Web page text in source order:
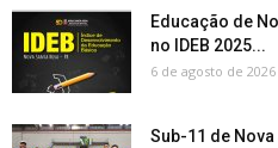
Educação de
no IDEB 2025...
6 de agosto de 2026
Sub-11 de